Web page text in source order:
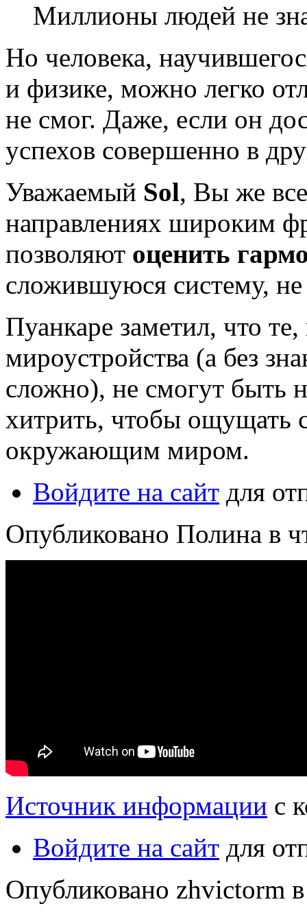
Миллионы людей не
Но человека,
и физике, можно легко
не смог. Даже, если он
успехов совершенно в
Уважаемый Sol, Вы же
направлениях широким
позволяют оценить
сложившуюся систему,
Пуанкаре заметил, что
мироустройства (а без
сложно), не смогут быть
хитрить, чтобы ощущать
окружающим миром.
Войдите на сайт для
Опубликовано Полина в
Источник информации с
Войдите на сайт для
Опубликовано zhvictorm